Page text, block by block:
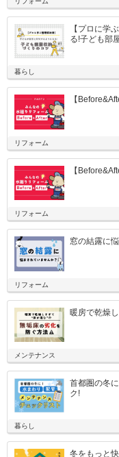
【プロに学
る!子ども部
暮らし
【
リフォーム
【
リフォーム
窓の結露に
リフォーム
暖房で乾燥
メンテナンス
首都圏の冬
ク!
暮らし
冬をもっと